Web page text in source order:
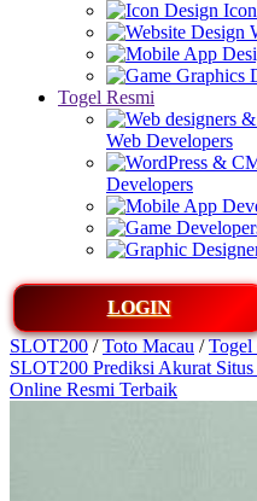
Togel Resmi
Web Developers
Developers
LOGIN
SLOT200/Toto Macau/Togel
SLOT200 Prediksi Akurat
Online Resmi Terbaik